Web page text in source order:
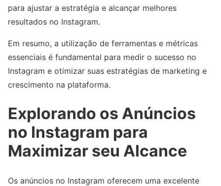
para ajustar a estratégia e alcançar melhores
resultados no Instagram.
Em resumo, a utilização de ferramentas e métricas
essenciais é fundamental para medir o sucesso no
Instagram e otimizar suas estratégias de marketing e
crescimento na plataforma.
Explorando os Anúncios
no Instagram para
Maximizar seu Alcance
Os anúncios no Instagram oferecem uma excelente